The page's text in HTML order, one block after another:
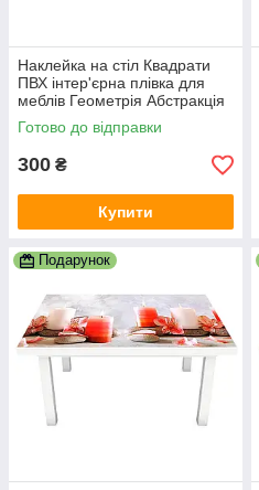
Наклейка на стіл Квадрати
ПВХ інтер'єрна плівка для
меблів Геометрія Абстракція
Бежевий 600х1200 мм
Готово до відправки
300 ₴
Купити
Подарунок